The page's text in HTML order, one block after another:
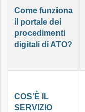
Come funziona
il portale dei
procedimenti
digitali di ATO?
COS’È IL
SERVIZIO